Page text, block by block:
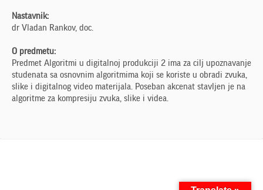
Nastavnik:
dr Vladan Rankov, doc.
O predmetu:
Predmet Algoritmi u digitalnoj produkciji 2 ima za cilj upoznavanje
studenata sa osnovnim algoritmima koji se koriste u obradi zvuka,
slike i digitalnog video materijala. Poseban akcenat stavljen je na
algoritme za kompresiju zvuka, slike i videa.